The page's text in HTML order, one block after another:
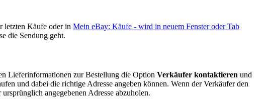
letzten Käufe oder in Mein eBay: Käufe - wird in neuem Fenster oder Tab
die Sendung geht.
Lieferinformationen zur Bestellung die Option Verkäufer kontaktieren und
und dabei die richtige Adresse angeben können. Wenn der Verkäufer den
angegebenen Adresse abzuholen.